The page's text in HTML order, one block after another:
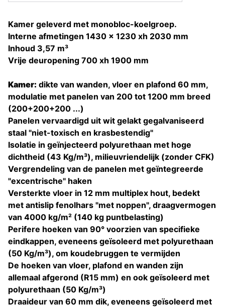
Kamer geleverd met monobloc-koelgroep.
Interne afmetingen 1430 x 1230 xh 2030 mm
Inhoud 3,57 m³
Vrije deuropening 700 xh 1900 mm
Kamer: dikte van wanden, vloer en plafond 60 mm,
modulatie met panelen van 200 tot 1200 mm breed
(200+200+200 ...)
Panelen vervaardigd uit wit gelakt gegalvaniseerd
staal "niet-toxisch en krasbestendig"
Isolatie in geïnjecteerd polyurethaan met hoge
dichtheid (43 Kg/m³), milieuvriendelijk (zonder CFK)
Vergrendeling van de panelen met geïntegreerde
"excentrische" haken
Versterkte vloer in 12 mm multiplex hout, bedekt
met antislip fenolhars "met noppen", draagvermogen
van 4000 kg/m² (140 kg puntbelasting)
Perifere hoeken van 90° voorzien van specifieke
eindkappen, eveneens geïsoleerd met polyurethaan
(50 Kg/m³), om koudebruggen te vermijden
De hoeken van vloer, plafond en wanden zijn
allemaal afgerond (R15 mm) en ook geïsoleerd met
polyurethaan (50 Kg/m³)
Draaideur van 60 mm dik, eveneens geïsoleerd met